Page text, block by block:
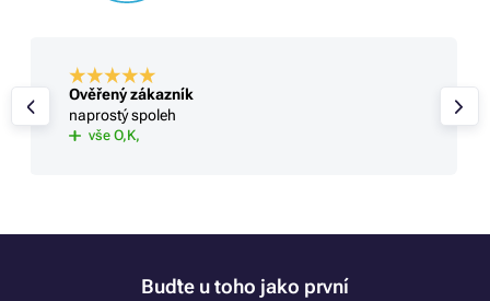
Ověřený zákazník
naprostý spoleh
vše O,K,
Buďte u toho jako první